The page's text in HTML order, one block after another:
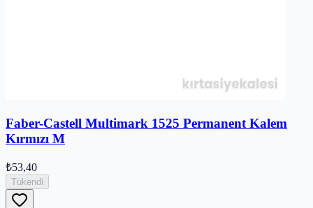
Faber-Castell Multimark 1525 Permanent Kalem
Kırmızı M
₺53,40
Tükendi